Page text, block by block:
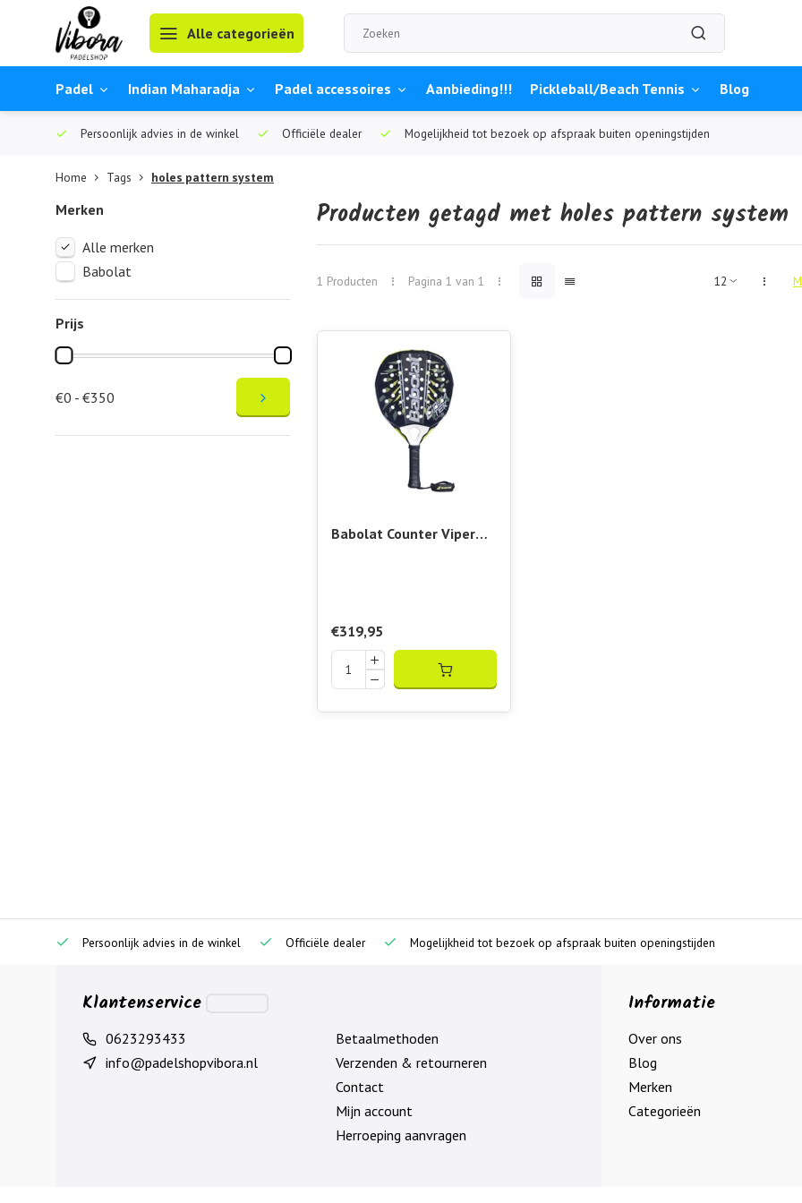
Alle categorieën
Padel Indian Maharadja Padel accessoires Aanbieding!!! Pickleball/Beach Tennis Blog
Persoonlijk advies in de winkel Officiële dealer Mogelijkheid tot bezoek op afspraak buiten openingstijden
Home Tags holes pattern system
Merken
Alle merken
Babolat
Prijs
€0 - €350
Producten getagd met holes pattern system
1 Producten Pagina 1 van 1
Babolat Counter Viper
€319,95
Persoonlijk advies in de winkel Officiële dealer Mogelijkheid tot bezoek op afspraak buiten openingstijden
Klantenservice
0623293433
info@padelshopvibora.nl
Betaalmethoden
Verzenden & retourneren
Contact
Mijn account
Herroeping aanvragen
Informatie
Over ons
Blog
Merken
Categorieën